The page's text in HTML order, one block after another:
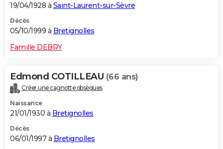
19/04/1928 à Saint-Laurent-sur-Sèvre
Décès
05/10/1999 à Bretignolles
Famille DEBRY
Edmond COTILLEAU (66 ans)
Créer une cagnotte obsèques
Naissance
21/01/1930 à Bretignolles
Décès
06/01/1997 à Bretignolles